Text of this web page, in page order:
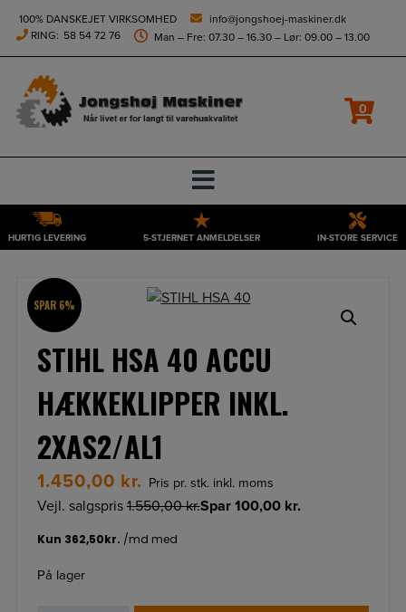
height="0" width="0" style="display:none;visibility:hidden">
Hop
indholdet
100% DANSKEJET VIRKSOMHED
info@jongshoej-maskiner.dk
RING: 58 54 72 76 Man – Fre: 07.30 – 16.30 – Lør: 09.00 – 13.00
0
HURTIG LEVERING 5-STJERNET ANMELDELSER IN-STORE SERVICE
SPAR 6%
STIHL HSA 40 ACCU
HÆKKEKLIPPER INKL.
2XAS2/AL1
1.450,00 kr. Pris pr. stk. inkl. moms
Vejl. salgspris1.550,00kr.Spar 100,00 kr.
På lager